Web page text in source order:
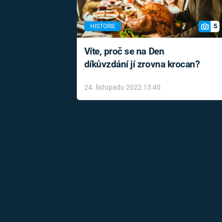
HISTORIE 5
Víte, proč se na Den
díkůvzdání jí zrovna krocan?
24. listopadu 2022 13:40